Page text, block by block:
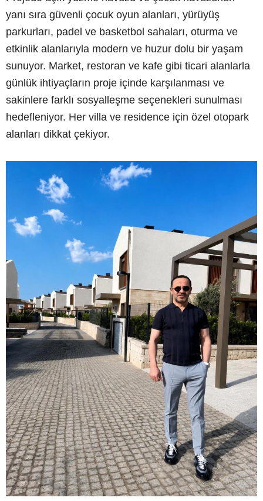
yanı sıra güvenli çocuk oyun alanları, yürüyüş
parkurları, padel ve basketbol sahaları, oturma ve
etkinlik alanlarıyla modern ve huzur dolu bir yaşam
sunuyor. Market, restoran ve kafe gibi ticari alanlarla
günlük ihtiyaçların proje içinde karşılanması ve
sakinlere farklı sosyalleşme seçenekleri sunulması
hedefleniyor. Her villa ve residence için özel otopark
alanları dikkat çekiyor.